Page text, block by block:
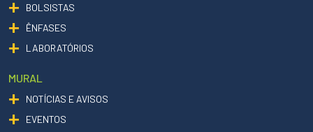
BOLSISTAS
ÊNFASES
LABORATÓRIOS
MURAL
NOTÍCIAS E AVISOS
EVENTOS